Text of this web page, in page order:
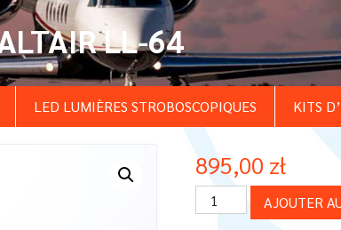
LL-64
LED LUMIÈRES STROBOSCOPIQUES KITS
895,00 zł
quantité
de
AJOUTER